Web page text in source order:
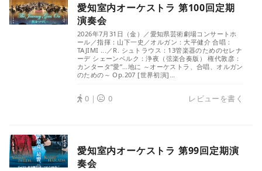
愛知室内オーケストラ 第100回定期
演奏会
2026年7月31日（金）／愛知県芸術劇場コンサートホ
ール／指揮：山下一史／オルガン：大平健介 合唱：
TAJIMI ...／R. シュトラウス：13管楽器のためのセレナ
ーデ シェーンベルク：浄夜（弦楽合奏版） 権代敦彦：
カンタータ”愛”…地に ～オーケストラ、合唱、オルガン
のための～ Op.207 [世界初演]...
0｜ 0 レビューを書く
愛知室内オーケストラ 第99回定期演
奏会